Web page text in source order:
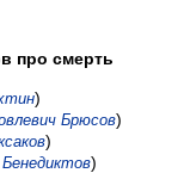
про смерть
)
Брюсов)
)
)